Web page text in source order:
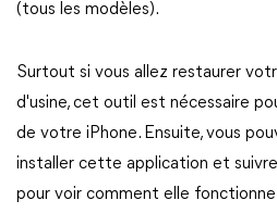
(tous les modèles).
Surtout si vous allez restaurer
d'usine, cet outil est nécessaire
de votre iPhone. Ensuite, vous
installer cette application et
pour voir comment elle fonctionne